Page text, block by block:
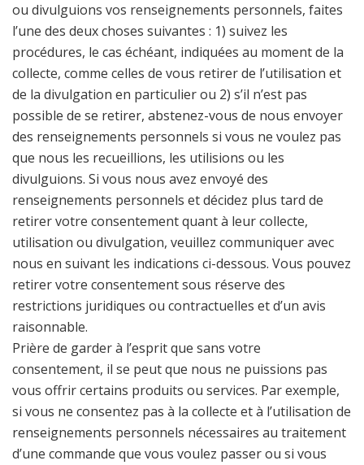
ou divulguions vos renseignements personnels, faites
l’une des deux choses suivantes : 1) suivez les
procédures, le cas échéant, indiquées au moment de la
collecte, comme celles de vous retirer de l’utilisation et
de la divulgation en particulier ou 2) s’il n’est pas
possible de se retirer, abstenez-vous de nous envoyer
des renseignements personnels si vous ne voulez pas
que nous les recueillions, les utilisions ou les
divulguions. Si vous nous avez envoyé des
renseignements personnels et décidez plus tard de
retirer votre consentement quant à leur collecte,
utilisation ou divulgation, veuillez communiquer avec
nous en suivant les indications ci-dessous. Vous pouvez
retirer votre consentement sous réserve des
restrictions juridiques ou contractuelles et d’un avis
raisonnable.
Prière de garder à l’esprit que sans votre
consentement, il se peut que nous ne puissions pas
vous offrir certains produits ou services. Par exemple,
si vous ne consentez pas à la collecte et à l’utilisation de
renseignements personnels nécessaires au traitement
d’une commande que vous voulez passer ou si vous